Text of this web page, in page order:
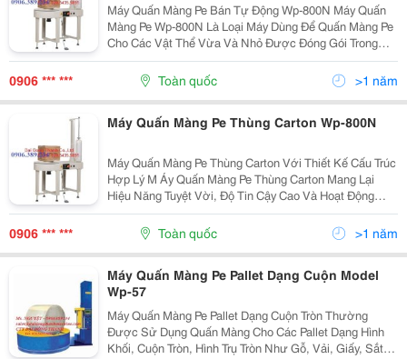
Máy Quấn Màng Pe Bán Tự Động Wp-800N Máy Quấn
Màng Pe Wp-800N Là Loại Máy Dùng Để Quấn Màng Pe
Cho Các Vật Thể Vừa Và Nhỏ Được Đóng Gói Trong
Hộp Carton Hoặc Xếp Trực Tiếp Lên Bệ Quay Mà Không
Cần Pallet. Máy Được Thiết Kế Đặc Biệt Với Hai Cọc
Chắn...
0906 *** *** Toàn quốc >1 năm
Máy Quấn Màng Pe Thùng Carton Wp-800N
Máy Quấn Màng Pe Thùng Carton Với Thiết Kế Cấu Trúc
Hợp Lý M Áy Quấn Màng Pe Thùng Carton Mang Lại
Hiệu Năng Tuyệt Vời, Độ Tin Cậy Cao Và Hoạt Động
Thuận Lợi, Có Thể Nâng Cao Hiệu Quả Sản Xuất Cũng
Như Ngăn Ngừa Hàng Hoá 'Thiệt Hại Trong Quá Trình...
0906 *** *** Toàn quốc >1 năm
Máy Quấn Màng Pe Pallet Dạng Cuộn Model
Wp-57
Máy Quấn Màng Pe Pallet Dạng Cuộn Tròn Thường
Được Sử Dụng Quấn Màng Cho Các Pallet Dạng Hình
Khối, Cuộn Tròn, Hình Trụ Tròn Như Gỗ, Vải, Giấy, Sắt,